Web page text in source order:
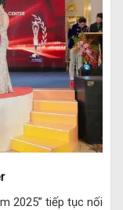
2025” tiếp tục nối